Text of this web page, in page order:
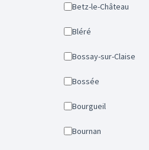
Betz-le-Château
Bléré
Bossay-sur-Claise
Bossée
Bourgueil
Bournan